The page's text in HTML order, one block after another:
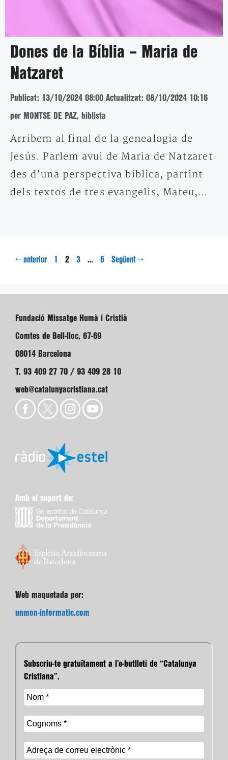
Dones de la Bíblia – Maria de
Natzaret
Publicat: 13/10/2024 08:00 Actualitzat: 08/10/2024 10:16
per MONTSE DE PAZ, biblista
Arribem al final de la genealogia de
Jesús. Parlem avui de Maria de Natzaret
des d’una perspectiva bíblica, partint
dels textos de tres evangelis, Mateu,…
← anterior Pàgina
1 Pàgina
2 Pàgina
3 … Pàgina
6 Següent →
Fundació Missatge Humà i Cristià
Comtes de Bell-lloc, 67-69
08014 Barcelona
T. 93 409 27 70 / 93 409 28 10
web@catalunyacristiana.cat
Amb el suport de:
Web maquetada per:
unmon-informatic.com
Subscriu-te gratuïtament a l’e-butlletí de “Catalunya
Cristiana”.